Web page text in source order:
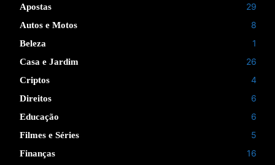
Apostas 29
Autos e Motos 8
Beleza 1
Casa e Jardim 26
Criptos 4
Direitos 6
Educação 6
Filmes e Séries 5
Finanças 16